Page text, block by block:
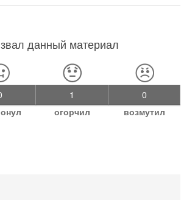
данный материал
1
огорчил
0
возмутил